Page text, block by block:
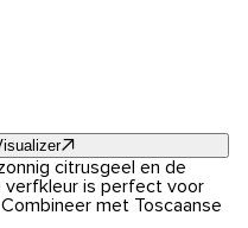
citrusgeel en de
verfkleur is perfect voor
met Toscaanse